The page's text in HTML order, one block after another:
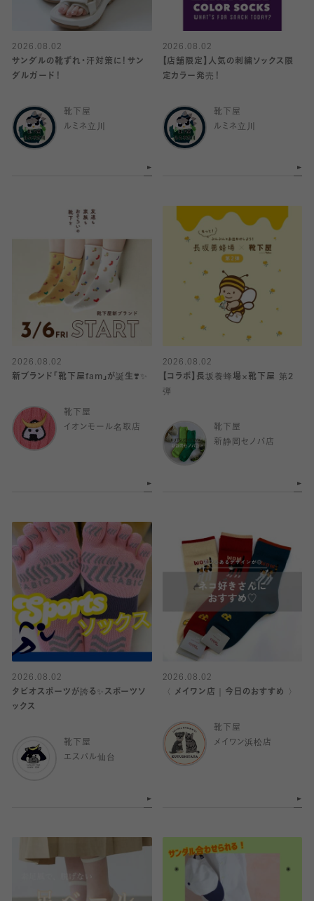
2026.08.02
サンダルの靴ずれ・汗対策に！サン
ダルガード！
靴下屋
ルミネ立川
2026.08.02
【店舗限定】人気の刺繍ソックス限
定カラー発売！
靴下屋
ルミネ立川
2026.08.02
新ブランド「靴下屋fam」が誕生❣️✨
靴下屋
イオンモール名取店
2026.08.02
【コラボ】長坂養蜂場×靴下屋 第2
弾
靴下屋
新静岡セノバ店
2026.08.02
タビオスポーツが誇る✨スポーツソ
ックス
靴下屋
エスパル仙台
2026.08.02
〈 メイワン店｜今日のおすすめ 〉
靴下屋
メイワン浜松店